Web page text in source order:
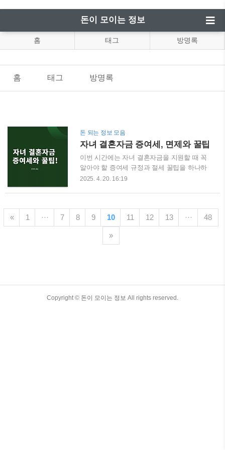
돈이 모이는 정보
홈 태그 방명록
홈 태그 방명록
돈 되는 정보 모음
자녀 결혼자금 증여세, 면제와 꿀팁
이번 시간에는 자녀 결혼자금을 지원할 때 꼭
알아야 할 증여세 규정과 절세 꿀팁을 하나하
나 살펴보려고 해요.결혼식·신혼집·혼수 등으
하는 걱정이 많으시죠?2025년 현재 세법을 반
영해 증여세 면제 한도, 신고 방법, 합법적인
절세 전략까지 꼼꼼히 정리했으니, 끝까지 읽
고 세금 폭탄 걱정 없이 든든하게 지원해 보세
과세 대상입니다. 2) 직계존·비..
2025. 4. 20. 16:19
« 1 ··· 7 8 9 10 11 12 13 ··· 48
»
Copyright © 돈이 모이는 정보 All rights reserved.
TistoryWhaleSkin3.4